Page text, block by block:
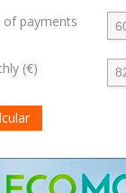
of payments
(€)